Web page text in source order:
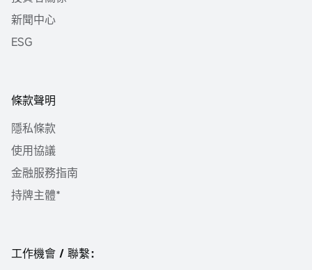
新聞中心
ESG
條款聲明
隱私條款
使用協議
金融服務指南
持牌主體*
工作機會 / 聯繫：